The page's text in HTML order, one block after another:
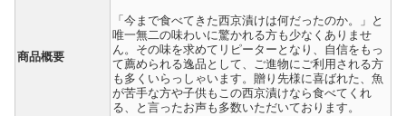
商品概要
「今まで食べてきた西京漬けは何だったのか。」と
唯一無二の味わいに驚かれる方も少なくありませ
ん。その味を求めてリピーターとなり、自信をもっ
て薦められる逸品として、ご進物にご利用される方
も多くいらっしゃいます。贈り先様に喜ばれた、魚
が苦手な方や子供もこの西京漬けなら食べてくれ
る、と言ったお声も多数いただいております。